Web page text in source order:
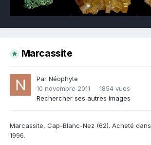
Marcassite
Par Néophyte
10 novembre 2011
1854 vues
Rechercher ses autres images
Marcassite, Cap-Blanc-Nez (62). Acheté
1996.